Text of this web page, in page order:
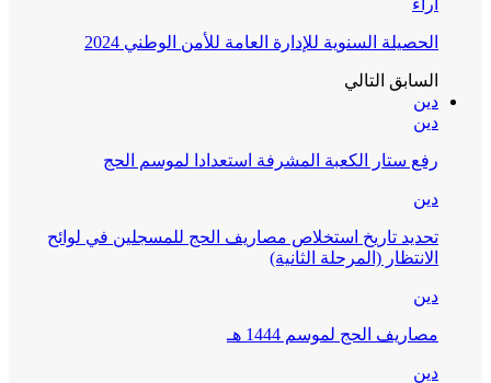
آراء
الحصيلة السنوية للإدارة العامة للأمن الوطني 2024
السابق التالي
دين
دين
رفع ستار الكعبة المشرفة استعدادا لموسم الحج
دين
تحديد تاريخ استخلاص مصاريف الحج للمسجلين في لوائح
الانتظار (المرحلة الثانية)
دين
مصاريف الحج لموسم 1444 هـ
دين